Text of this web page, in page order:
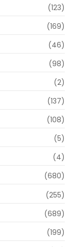
(123)
(169)
(46)
(98)
(2)
(137)
(108)
(5)
(4)
(680)
(255)
(689)
(199)